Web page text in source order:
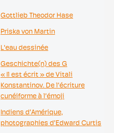
Gottlieb Theodor Hase
Priska von Martin
L'eau dessinée
Geschichte(n) des G
« Il est écrit » de Vitali
Konstantinov. De l’écriture
cunéiforme à l’émoji
Indiens d’Amérique,
photographies d’Edward Curtis